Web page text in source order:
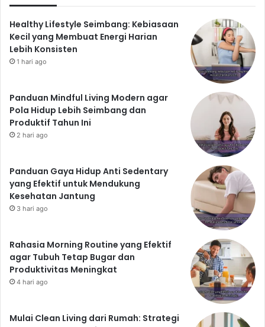
Healthy Lifestyle Seimbang: Kebiasaan
Kecil yang Membuat Energi Harian
Lebih Konsisten
1 hari ago
Panduan Mindful Living Modern agar
Pola Hidup Lebih Seimbang dan
Produktif Tahun Ini
2 hari ago
Panduan Gaya Hidup Anti Sedentary
yang Efektif untuk Mendukung
Kesehatan Jantung
3 hari ago
Rahasia Morning Routine yang Efektif
agar Tubuh Tetap Bugar dan
Produktivitas Meningkat
4 hari ago
Mulai Clean Living dari Rumah: Strategi